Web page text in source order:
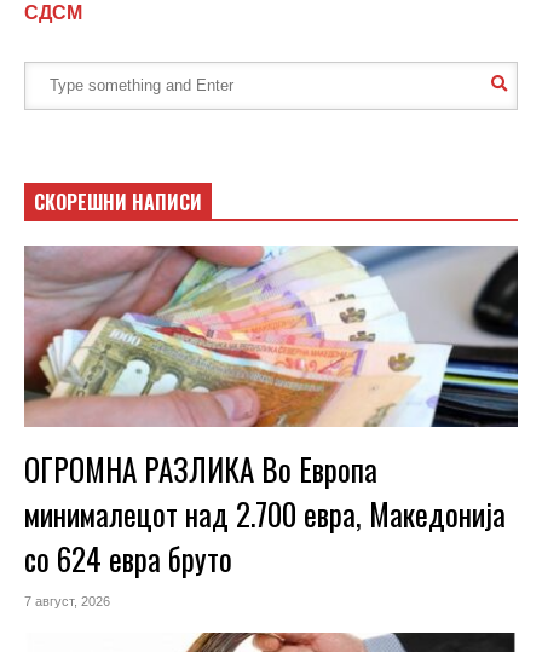
СДСМ
СКОРЕШНИ НАПИСИ
ОГРОМНА РАЗЛИКА Во Европа
минималецот над 2.700 евра, Македонија
со 624 евра бруто
7 август, 2026